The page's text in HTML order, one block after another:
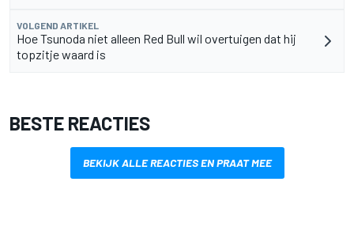
VOLGEND ARTIKEL
Hoe Tsunoda niet alleen Red Bull wil overtuigen dat hij
topzitje waard is
BESTE REACTIES
BEKIJK ALLE REACTIES EN PRAAT MEE